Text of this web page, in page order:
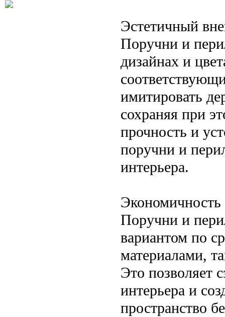
Эстетичный
Поручни и
дизайнах и
имитировать
сохраняя при
прочность и
поручни и
интерьера.
Экономичность
Поручни и
вариантом по
материалами,
Это позволяет
интерьера и
пространство